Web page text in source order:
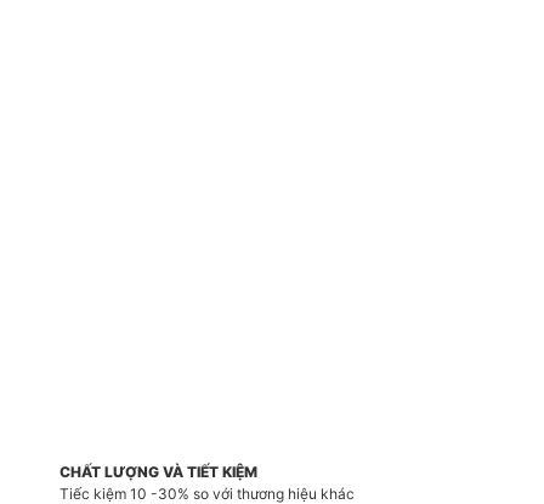
CHẤT LƯỢNG VÀ TIẾT KIỆM
Tiếc kiệm 10 -30% so với thương hiệu khác